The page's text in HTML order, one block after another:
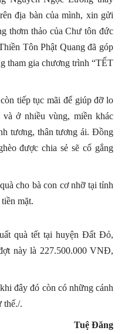
địa bàn của mình, xin gửi
thơm thảo của Chư tôn đức
Tôn Phật Quang đã góp
tham gia chương trình “TẾT
tiếp tục mãi để giúp đỡ lo
ở nhiều vùng, miền khác
tương, thân tương ái. Đồng
được chia sẻ sẽ cố gắng
cho bà con cơ nhỡ tại tỉnh
mặt.
quà tết tại huyện Đất Đỏ,
này là 227.500.000 VNĐ,
đây đó còn có những cánh
thế./.
Tuệ Đăng